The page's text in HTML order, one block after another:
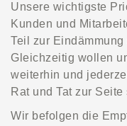
Unsere wichtigste
Kunden und
Teil zur
Gleichzeitig wollen
weiterhin und
Rat und Tat zur Seite
Wir befolgen die